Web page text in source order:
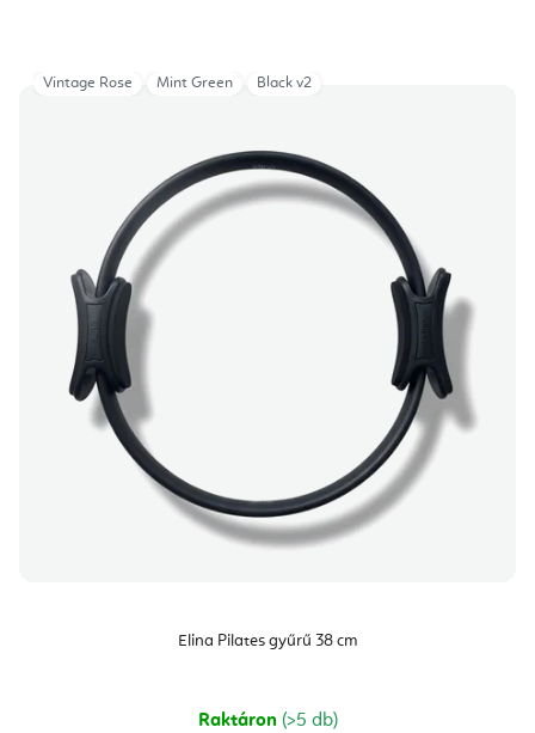
Elina Pilates gyűrű 38 cm
Raktáron (>5 db)
Vintage Rose Mint Green Black v2